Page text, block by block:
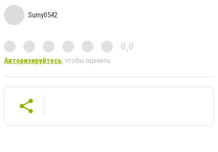
Sumy0542
0,0
Авторизируйтесь, чтобы оценить